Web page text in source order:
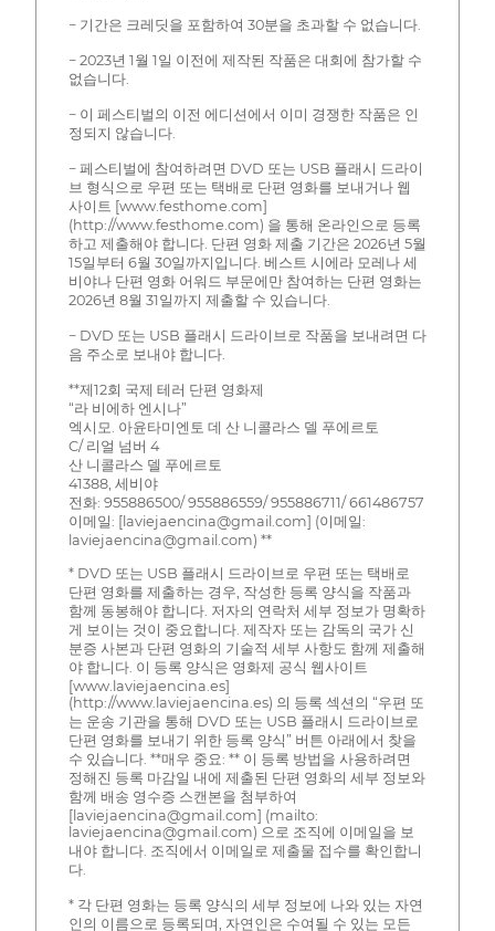
− 기간은 크레딧을 포함하여 30분을 초과할 수 없습니다.
− 2023년 1월 1일 이전에 제작된 작품은 대회에 참가할 수
없습니다.
− 이 페스티벌의 이전 에디션에서 이미 경쟁한 작품은 인
정되지 않습니다.
− 페스티벌에 참여하려면 DVD 또는 USB 플래시 드라이
브 형식으로 우편 또는 택배로 단편 영화를 보내거나 웹
사이트 [www.festhome.com]
(http://www.festhome.com) 을 통해 온라인으로 등록
하고 제출해야 합니다. 단편 영화 제출 기간은 2026년 5월
15일부터 6월 30일까지입니다. 베스트 시에라 모레나 세
비야나 단편 영화 어워드 부문에만 참여하는 단편 영화는
2026년 8월 31일까지 제출할 수 있습니다.
− DVD 또는 USB 플래시 드라이브로 작품을 보내려면 다
음 주소로 보내야 합니다.
**제12회 국제 테러 단편 영화제
“라 비에하 엔시나”
엑시모. 아윤타미엔토 데 산 니콜라스 델 푸에르토
C/ 리얼 넘버 4
산 니콜라스 델 푸에르토
41388, 세비야
전화: 955886500/ 955886559/ 955886711/ 661486757
이메일: [laviejaencina@gmail.com] (이메일:
laviejaencina@gmail.com) **
* DVD 또는 USB 플래시 드라이브로 우편 또는 택배로
단편 영화를 제출하는 경우, 작성한 등록 양식을 작품과
함께 동봉해야 합니다. 저자의 연락처 세부 정보가 명확하
게 보이는 것이 중요합니다. 제작자 또는 감독의 국가 신
분증 사본과 단편 영화의 기술적 세부 사항도 함께 제출해
야 합니다. 이 등록 양식은 영화제 공식 웹사이트
[www.laviejaencina.es]
(http://www.laviejaencina.es) 의 등록 섹션의 “우편 또
는 운송 기관을 통해 DVD 또는 USB 플래시 드라이브로
단편 영화를 보내기 위한 등록 양식” 버튼 아래에서 찾을
수 있습니다. **매우 중요: ** 이 등록 방법을 사용하려면
정해진 등록 마감일 내에 제출된 단편 영화의 세부 정보와
함께 배송 영수증 스캔본을 첨부하여
[laviejaencina@gmail.com] (mailto:
laviejaencina@gmail.com) 으로 조직에 이메일을 보
내야 합니다. 조직에서 이메일로 제출물 접수를 확인합니
다.
* 각 단편 영화는 등록 양식의 세부 정보에 나와 있는 자연
인의 이름으로 등록되며, 자연인은 수여될 수 있는 모든